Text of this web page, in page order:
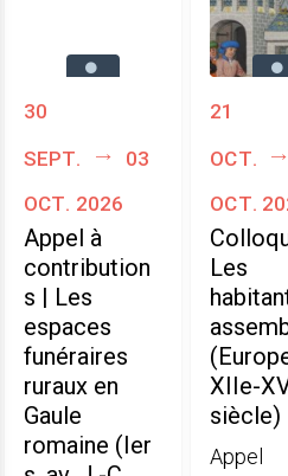
30
sept.
03
oct. 2026
Appel à
contribution
s | Les
espaces
funéraires
ruraux en
Gaule
romaine (Ier
21
oct.
oct.
Les
XIIe-
siècle)